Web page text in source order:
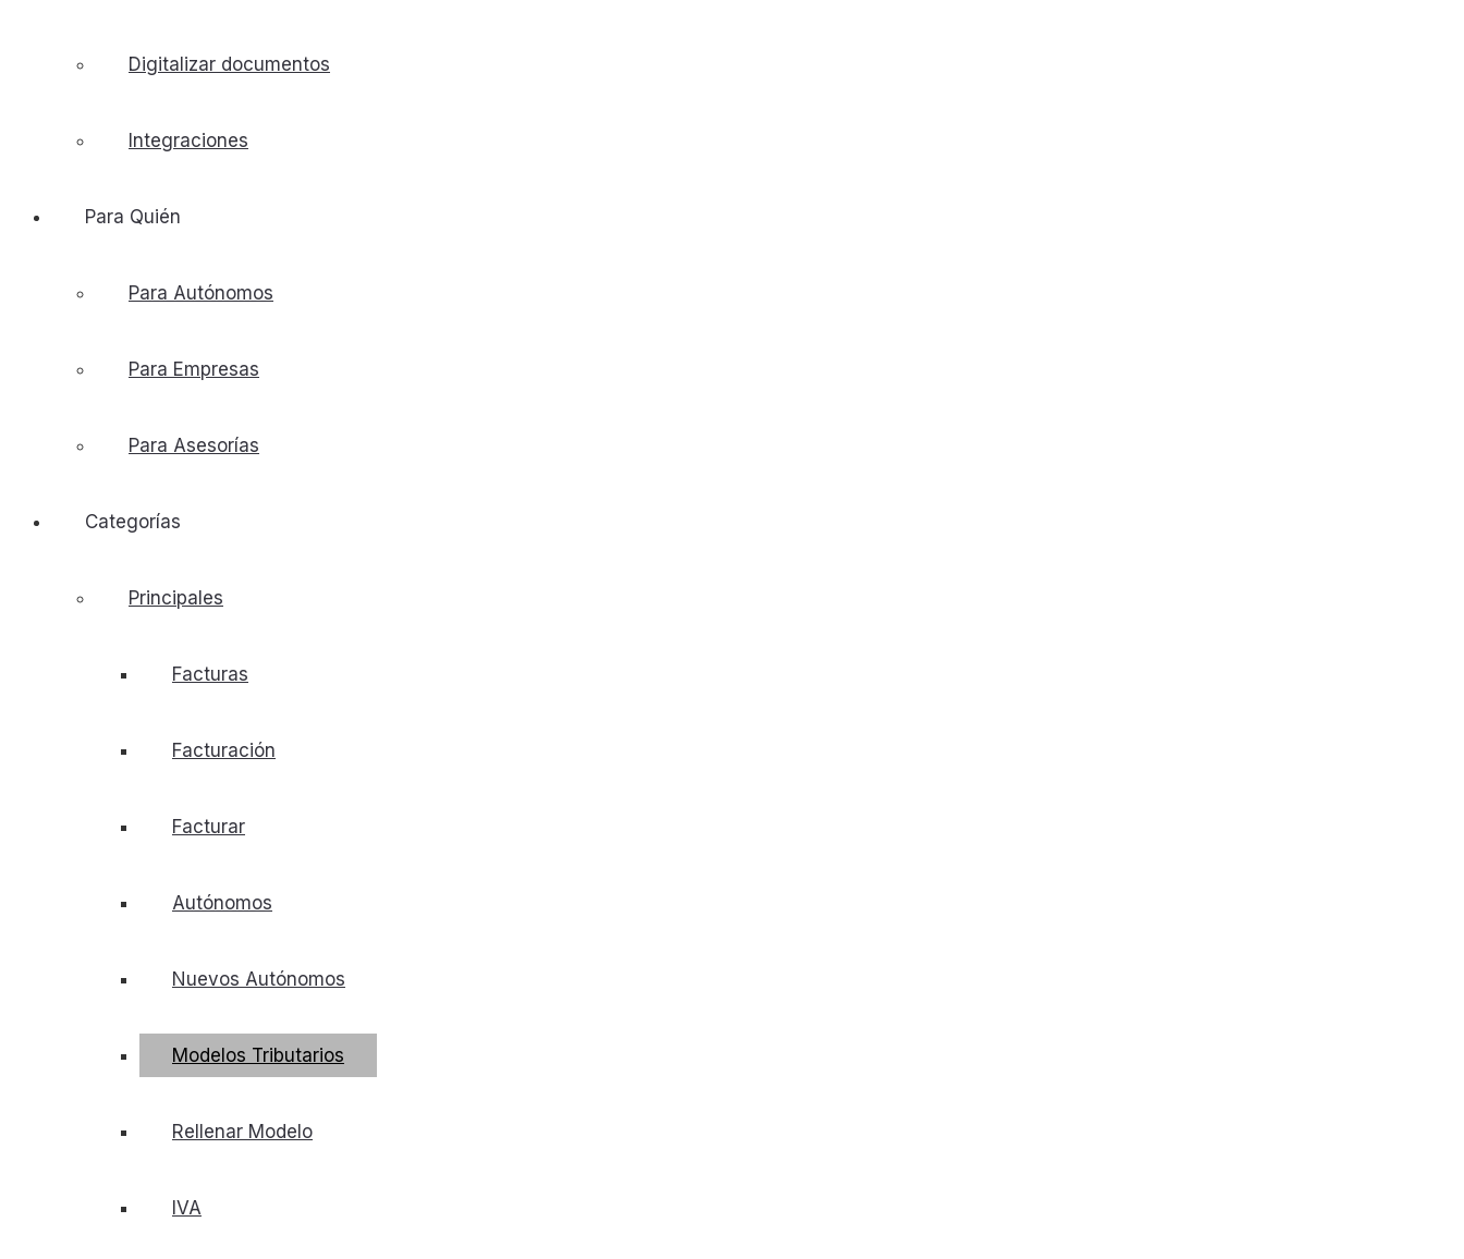
Digitalizar documentos
Integraciones
Para Quién
Para Autónomos
Para Empresas
Para Asesorías
Categorías
Principales
Facturas
Facturación
Facturar
Autónomos
Nuevos Autónomos
Modelos Tributarios
Rellenar Modelo
IVA